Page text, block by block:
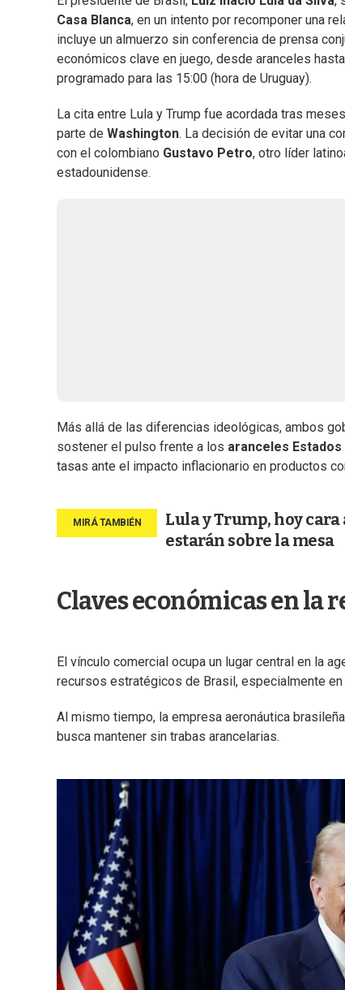
Casa Blanca, en un intento por recomponer una
incluye un almuerzo sin conferencia de prensa
económicos clave en juego, desde aranceles
programado para las 15:00 (hora de Uruguay).
La cita entre Lula y Trump fue acordada tras
parte de Washington. La decisión de evitar una
con el colombiano Gustavo Petro, otro líder
estadounidense.
Más allá de las diferencias ideológicas, ambos
sostener el pulso frente a los aranceles Estados
tasas ante el impacto inflacionario en productos
Lula y Trump, hoy cara
estarán sobre la mesa
Claves económicas en
El vínculo comercial ocupa un lugar central en la
recursos estratégicos de Brasil, especialmente
Al mismo tiempo, la empresa aeronáutica
busca mantener sin trabas arancelarias.